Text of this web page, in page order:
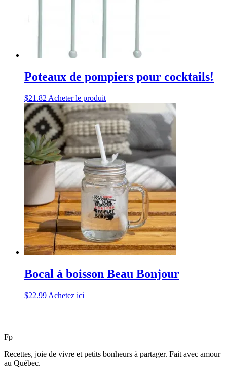
Poteaux de pompiers pour cocktails!
$21.82 Acheter le produit
Bocal à boisson Beau Bonjour
$22.99 Achetez ici
Fp
Recettes, joie de vivre et petits bonheurs à partager. Fait avec amour
au Québec.